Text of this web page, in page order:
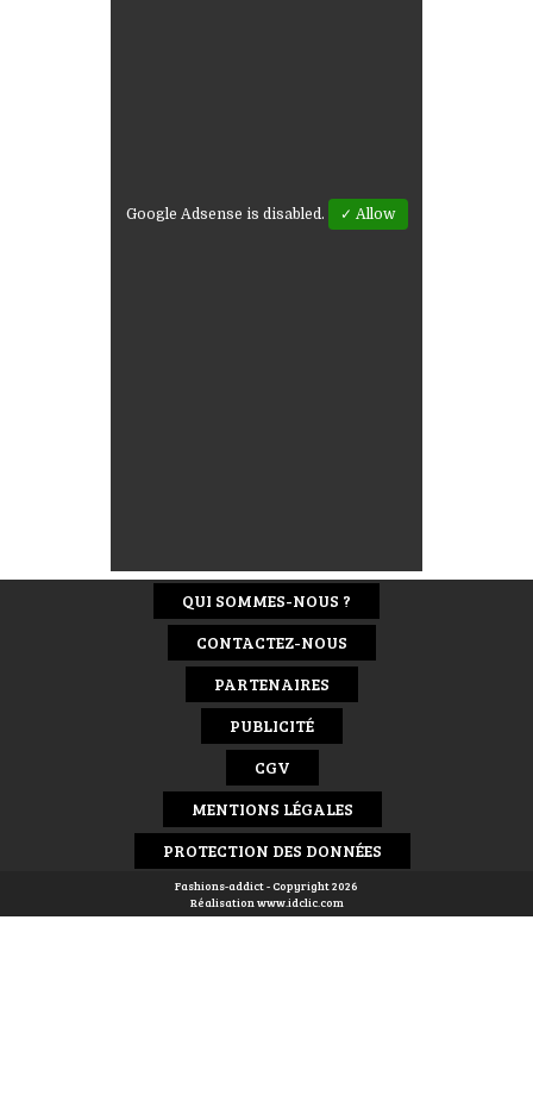
Google Adsense is disabled. ✓ Allow
QUI SOMMES-NOUS ?
CONTACTEZ-NOUS
PARTENAIRES
PUBLICITÉ
CGV
MENTIONS LÉGALES
PROTECTION DES DONNÉES
Fashions-addict - Copyright 2026
Réalisationwww.idclic.com